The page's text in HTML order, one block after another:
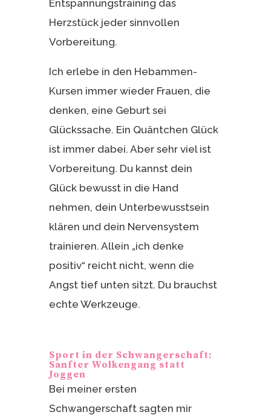
Entspannungstraining das
Herzstück jeder sinnvollen
Vorbereitung.
Ich erlebe in den Hebammen-
Kursen immer wieder Frauen, die
denken, eine Geburt sei
Glückssache. Ein Quäntchen Glück
ist immer dabei. Aber sehr viel ist
Vorbereitung. Du kannst dein
Glück bewusst in die Hand
nehmen, dein Unterbewusstsein
klären und dein Nervensystem
trainieren. Allein „ich denke
positiv“ reicht nicht, wenn die
Angst tief unten sitzt. Du brauchst
echte Werkzeuge.
Sport in der Schwangerschaft:
Sanfter Wolkengang statt
Joggen
Bei meiner ersten
Schwangerschaft sagten mir